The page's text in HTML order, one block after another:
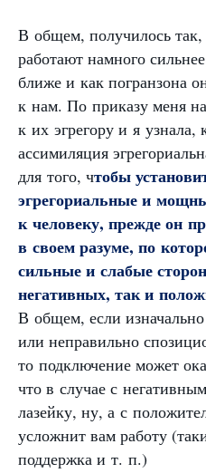
В общем, получилось
работают намного
ближе и как погранзона
к нам. По приказу меня
к их эгрегору и я узнала,
ассимиляция
для того, чтобы
эгрегориальные и
к человеку, прежде он
в своем разуме, по
сильные и слабые
негативных, так и
В общем, если
или неправильно
то подключение может
что в случае с
лазейку, ну, а с
усложнит вам работу
поддержка и т. п.)